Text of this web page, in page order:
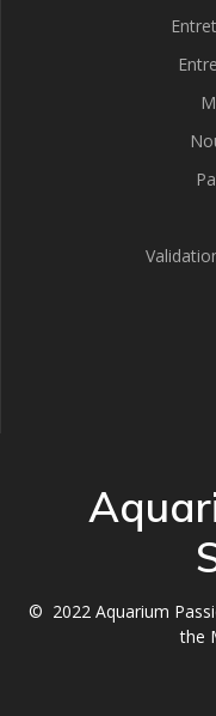
© 2022 Aquarium
the